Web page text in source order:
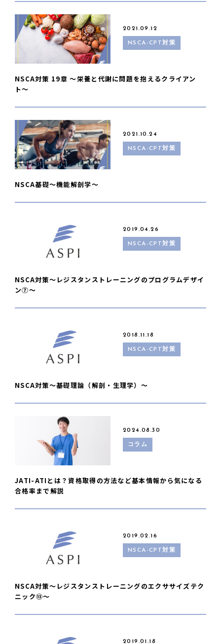
2021.09.12
NSCA-CPT対策
NSCA対策 19章 〜栄養と代謝に問題を抱えるクライアン
ト〜
2021.10.24
NSCA-CPT対策
NSCA基礎〜機能解剖学〜
2019.04.26
NSCA-CPT対策
NSCA対策〜レジスタンストレーニングのプログラムデザイ
ン⑦〜
2018.11.18
NSCA-CPT対策
NSCA対策〜基礎理論（解剖・生理学）〜
2024.08.30
コラム
JATI-ATIとは？資格取得の方法など基本情報から気になる
合格率まで解説
2019.02.16
NSCA-CPT対策
NSCA対策〜レジスタンストレーニングのエクササイズテク
ニック⑬〜
2019.01.18